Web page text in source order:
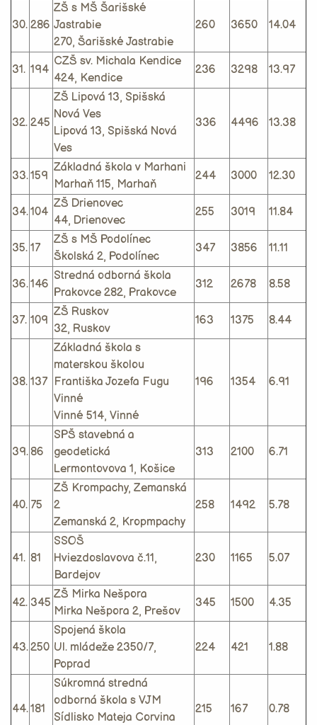
30. 286
ZŠ s MŠ Šarišské
Jastrabie
270, Šarišské Jastrabie
260 3650 14.04
31. 194
CZŠ sv. Michala Kendice
424, Kendice
236 3298 13.97
32. 245
ZŠ Lipová 13, Spišská
Nová Ves
Lipová 13, Spišská Nová
Ves
336 4496 13.38
33.159
Základná škola v Marhani
Marhaň 115, Marhaň
244 3000 12.30
34.104
ZŠ Drienovec
44, Drienovec
255 3019 11.84
35. 17
ZŠ s MŠ Podolínec
Školská 2, Podolínec
347 3856 11.11
36.146
Stredná odborná škola
Prakovce 282, Prakovce
312 2678 8.58
37. 109
ZŠ Ruskov
32, Ruskov
163 1375 8.44
38. 137
Základná škola s
materskou školou
Františka Jozefa Fugu
Vinné
Vinné 514, Vinné
196 1354 6.91
39.86
SPŠ stavebná a
geodetická
Lermontovova 1, Košice
313 2100 6.71
40. 75
ZŠ Krompachy, Zemanská
2
Zemanská 2, Kropmpachy
258 1492 5.78
41. 81
SSOŠ
Hviezdoslavova č.11,
Bardejov
230 1165 5.07
42. 345
ZŠ Mirka Nešpora
Mirka Nešpora 2, Prešov
345 1500 4.35
43.250
Spojená škola
Ul. mládeže 2350/7,
Poprad
224 421 1.88
44.181
Súkromná stredná
odborná škola s VJM
Sídlisko Mateja Corvina
215 167 0.78